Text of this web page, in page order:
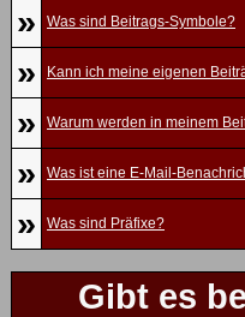
» Was sind Beitrags-Symbole?
» Kann ich meine eigenen
» Warum werden in meinem
» Was ist eine E-Mail-
» Was sind Präfixe?
Gibt es